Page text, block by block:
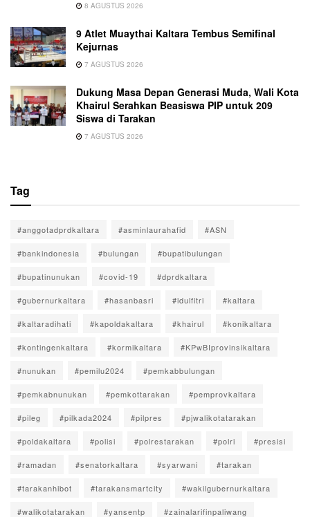
8 AGUSTUS 2026
9 Atlet Muaythai Kaltara Tembus Semifinal
Kejurnas
7 AGUSTUS 2026
Dukung Masa Depan Generasi Muda, Wali Kota
Khairul Serahkan Beasiswa PIP untuk 209
Siswa di Tarakan
7 AGUSTUS 2026
Tag
#anggotadprdkaltara #asminlaurahafid #ASN
#bankindonesia #bulungan #bupatibulungan
#bupatinunukan #covid-19 #dprdkaltara
#gubernurkaltara #hasanbasri #idulfitri #kaltara
#kaltaradihati #kapoldakaltara #khairul #konikaltara
#kontingenkaltara #kormikaltara #KPwBIprovinsikaltara
#nunukan #pemilu2024 #pemkabbulungan
#pemkabnunukan #pemkottarakan #pemprovkaltara
#pileg #pilkada2024 #pilpres #pjwalikotatarakan
#poldakaltara #polisi #polrestarakan #polri #presisi
#ramadan #senatorkaltara #syarwani #tarakan
#tarakanhibot #tarakansmartcity #wakilgubernurkaltara
#walikotatarakan #yansentp #zainalarifinpaliwang